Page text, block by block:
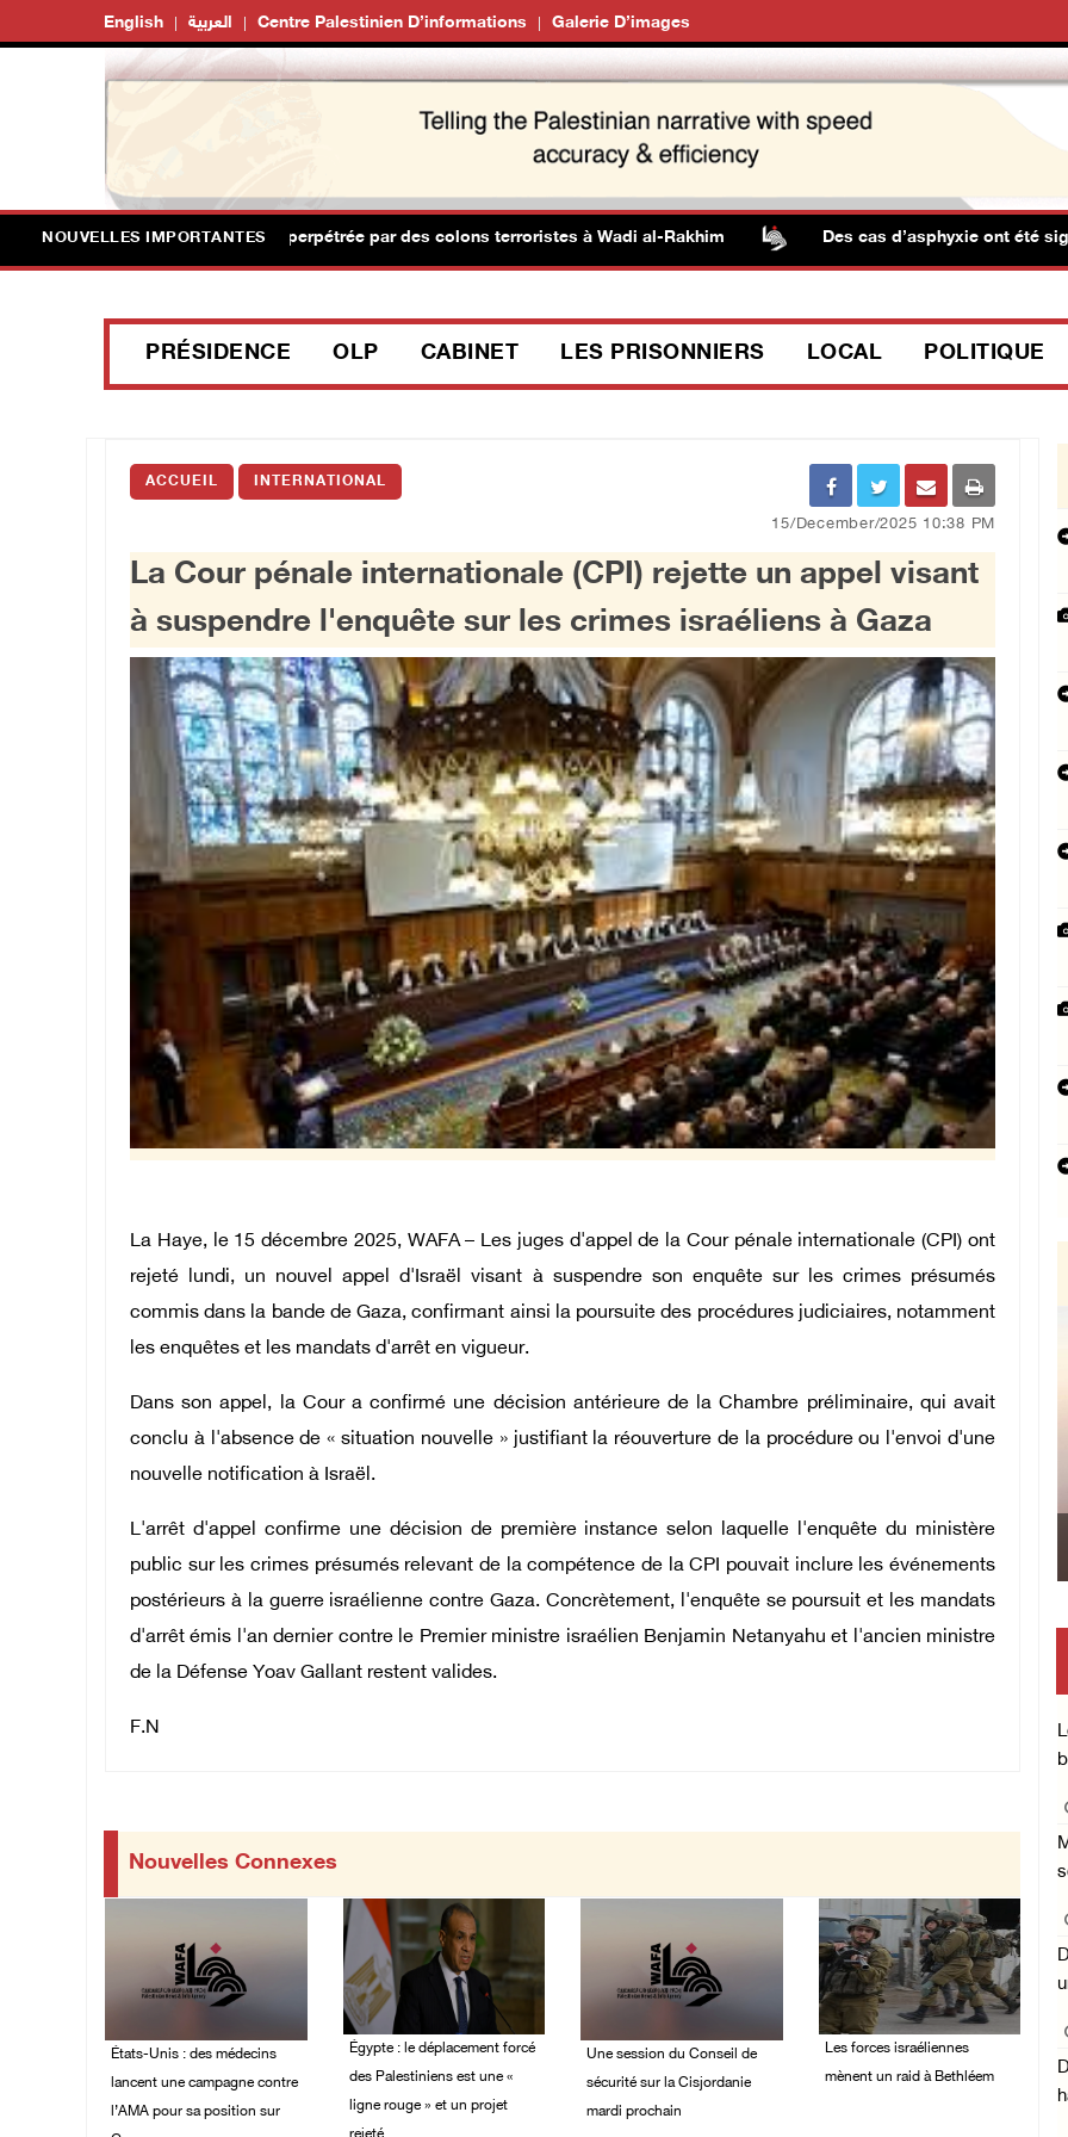
English العربية Centre Palestinien D’informations Galerie D’images
NOUVELLES IMPORTANTES
blessés lors d'une attaque perpétrée par des colons terroristes à Wadi al-Rakhim Des cas d’asphyxie ont été
PRÉSIDENCE OLP CABINET LES PRISONNIERS LOCAL POLITIQUE
ACCUEIL INTERNATIONAL
15/December/2025 10:38 PM
La Cour pénale internationale (CPI) rejette un appel visant
à suspendre l'enquête sur les crimes israéliens à Gaza
La Haye, le 15 décembre 2025, WAFA – Les juges d'appel de la Cour pénale internationale (CPI) ont
rejeté lundi, un nouvel appel d'Israël visant à suspendre son enquête sur les crimes présumés
commis dans la bande de Gaza, confirmant ainsi la poursuite des procédures judiciaires, notamment
les enquêtes et les mandats d'arrêt en vigueur.
Dans son appel, la Cour a confirmé une décision antérieure de la Chambre préliminaire, qui avait
conclu à l'absence de « situation nouvelle » justifiant la réouverture de la procédure ou l'envoi d'une
nouvelle notification à Israël.
L'arrêt d'appel confirme une décision de première instance selon laquelle l'enquête du ministère
public sur les crimes présumés relevant de la compétence de la CPI pouvait inclure les événements
postérieurs à la guerre israélienne contre Gaza. Concrètement, l'enquête se poursuit et les mandats
d'arrêt émis l'an dernier contre le Premier ministre israélien Benjamin Netanyahu et l'ancien ministre
de la Défense Yoav Gallant restent valides.
F.N
Nouvelles Connexes
États-Unis : des médecins
lancent une campagne contre
l’AMA pour sa position sur
Égypte : le déplacement forcé
des Palestiniens est une «
ligne rouge » et un projet
Une session du Conseil de
sécurité sur la Cisjordanie
mardi prochain
Les forces israéliennes
mènent un raid à Bethléem